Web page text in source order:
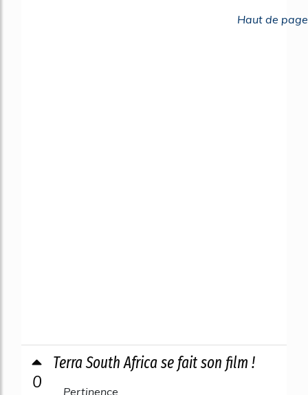
Haut de page
0
Terra South Africa se fait son film !
Pertinence